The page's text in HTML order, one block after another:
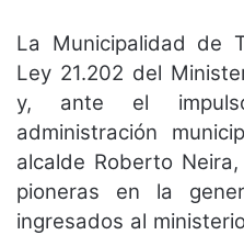
La Municipalidad de
Ley 21.202 del
y, ante el
administración
alcalde Roberto
pioneras en la
ingresados al